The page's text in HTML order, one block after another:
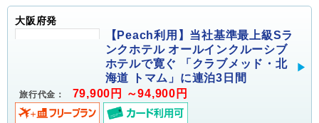
大阪府発
【Peach利用】当社基準最上級Sラ
ンクホテル オールインクルーシブ
ホテルで寛ぐ 「クラブメッド・北
海道 トマム」に連泊3日間
旅行代金： 79,900円 ～94,900円